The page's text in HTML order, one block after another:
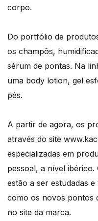
corpo.
Do portfólio de
os champôs,
sérum de pontas. Na
uma body lotion, gel
pés.
A partir de agora, os
através do site
especializadas em
pessoal, a nível
estão a ser estudadas
como os novos pontos
no site da marca.